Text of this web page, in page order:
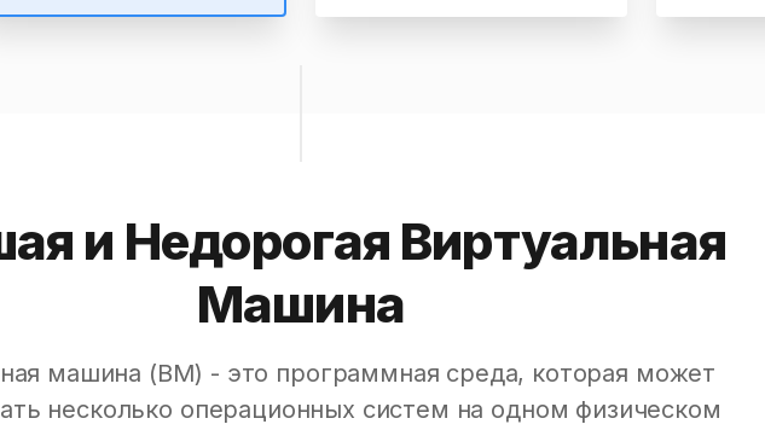
и Недорогая Виртуальная
Машина
машина (ВМ) - это программная среда, которая может
несколько операционных систем на одном физическом